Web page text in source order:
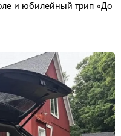
и юбилейный трип «До